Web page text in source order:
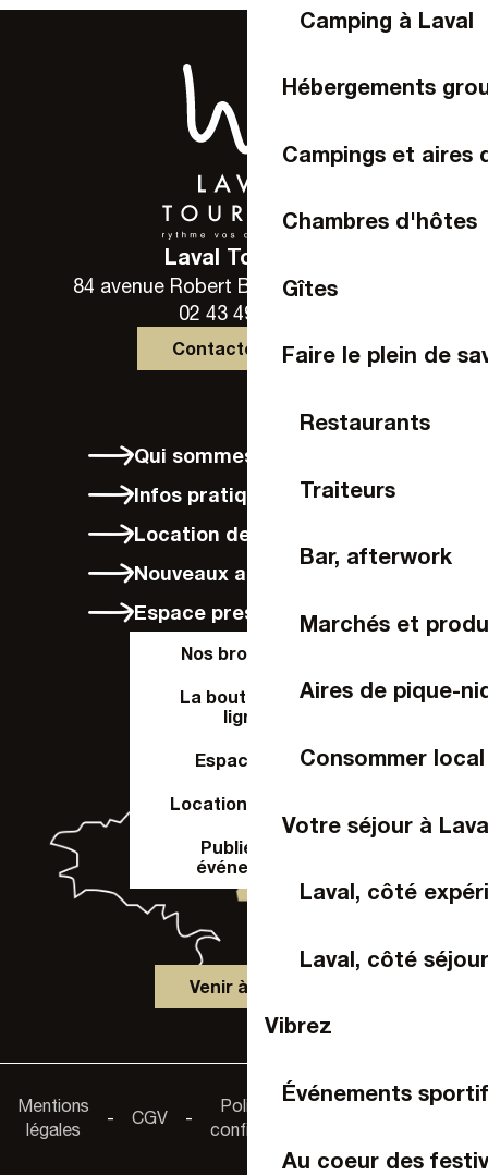
Camping à Laval
Hébergements
Campings et aires
Chambres d'hôtes
Gîtes
Faire le plein de
Restaurants
Traiteurs
Bar, afterwork
Marchés et
Aires de pique-
Consommer local
Votre séjour à
Laval, côté
Laval, côté
Vibrez
Événements
Au coeur des
Laval Tourisme
84 avenue Robert Buron - 53000 Laval
02 43 49 46 46
Contactez-nous
Qui sommes-nous ?
Infos pratiques
Location de vélos à Laval
Nouveaux arrivants
Espace presse
Nos brochures
La boutique en
ligne
Espace Pro
Location de salle
Publier un
événement
Venir à Laval
Mentions
légales
- CGV -
Politique de
confidentialité
Accessibilité :